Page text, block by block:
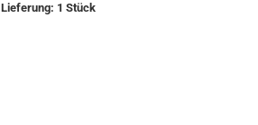
Lieferung: 1 Stück